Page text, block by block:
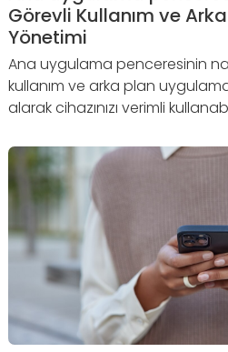
Görevli Kullanım ve
Yönetimi
Ana uygulama penceresinin
kullanım ve arka plan
alarak cihazınızı verimli